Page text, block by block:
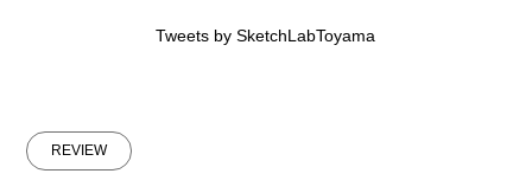
Tweets by SketchLabToyama
REVIEW